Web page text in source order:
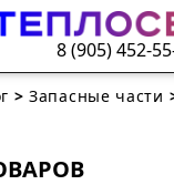
8 (905) 452-
>Запасные части